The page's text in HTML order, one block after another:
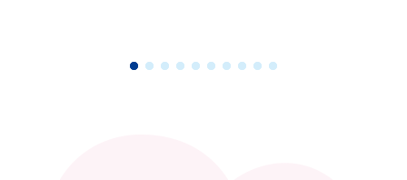
1 2 3 4 5 6 7 8 9 1